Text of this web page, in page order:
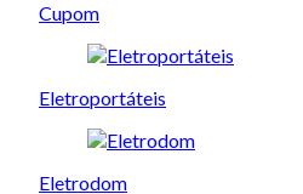
Cupom
Eletroportáteis
Eletrodom